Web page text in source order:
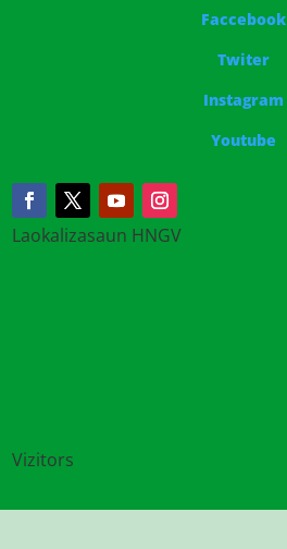
Faccebook
Twiter
Instagram
Youtube
Laokalizasaun HNGV
Vizitors